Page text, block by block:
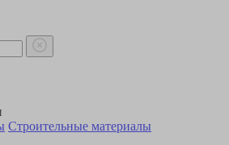
Строительные материалы